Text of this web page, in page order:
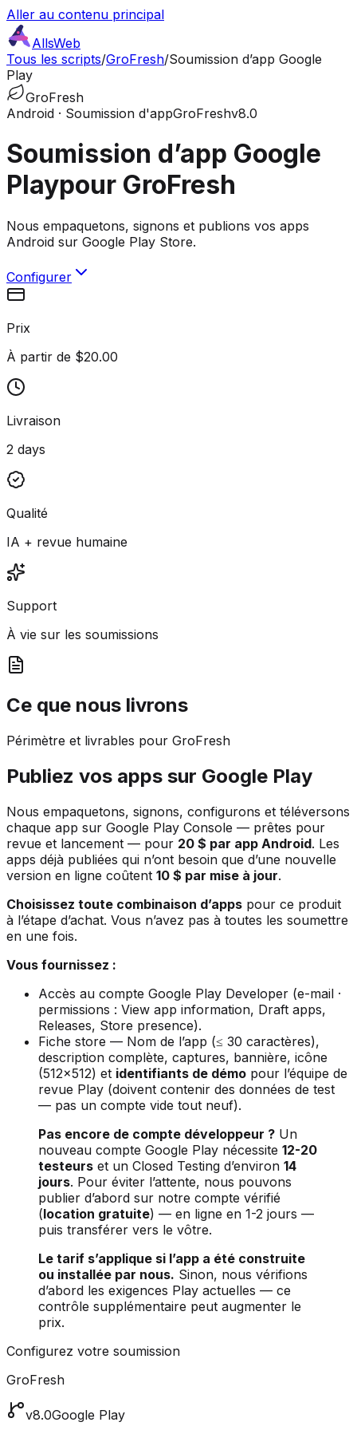
Aller au contenu principal
AllsWeb
Tous les scripts/GroFresh/Soumission d’app Google
Play
GroFresh
Android · Soumission d'appGroFreshv8.0
Soumission d’app Google
Playpour GroFresh
Nous empaquetons, signons et publions vos apps
Android sur Google Play Store.
Configurer
Prix
À partir de $20.00
Livraison
2 days
Qualité
IA + revue humaine
Support
À vie sur les soumissions
Ce que nous livrons
Périmètre et livrables pour GroFresh
Publiez vos apps sur Google Play
Nous empaquetons, signons, configurons et téléversons
chaque app sur Google Play Console — prêtes pour
revue et lancement — pour 20 $ par app Android. Les
apps déjà publiées qui n’ont besoin que d’une nouvelle
version en ligne coûtent 10 $ par mise à jour.
Choisissez toute combinaison d’apps pour ce produit
à l’étape d’achat. Vous n’avez pas à toutes les soumettre
en une fois.
Vous fournissez :
Accès au compte Google Play Developer (e-mail ·
permissions : View app information, Draft apps,
Releases, Store presence).
Fiche store — Nom de l’app (≤ 30 caractères),
description complète, captures, bannière, icône
(512×512) et identifiants de démo pour l’équipe de
revue Play (doivent contenir des données de test
— pas un compte vide tout neuf).
Pas encore de compte développeur ? Un
nouveau compte Google Play nécessite 12-20
testeurs et un Closed Testing d’environ 14
jours. Pour éviter l’attente, nous pouvons
publier d’abord sur notre compte vérifié
(location gratuite) — en ligne en 1-2 jours —
puis transférer vers le vôtre.
Le tarif s’applique si l’app a été construite
ou installée par nous. Sinon, nous vérifions
d’abord les exigences Play actuelles — ce
contrôle supplémentaire peut augmenter le
prix.
Configurez votre soumission
GroFresh
v8.0Google Play